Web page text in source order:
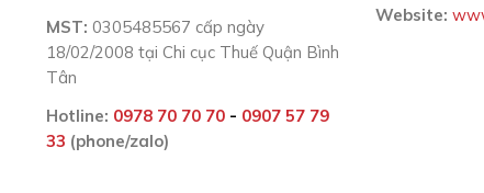
MST: 0305485567 cấp ngày
18/02/2008 tại Chi cục Thuế Quận Bình
Tân
Hotline: 0978 70 70 70 - 0907 57 79
33 (phone/zalo)
Website: